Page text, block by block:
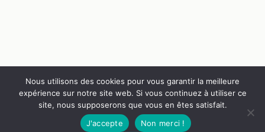
Nous utilisons des cookies pour vous garantir la meilleure
expérience sur notre site web. Si vous continuez à utiliser ce
site, nous supposerons que vous en êtes satisfait.
J'accepte
Non merci !